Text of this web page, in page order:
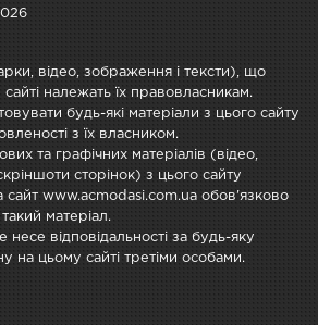
відео, зображення і тексти), що
належать їх правовласникам.
будь-які матеріали з цього сайту
з їх власником.
та графічних матеріалів (відео,
сторінок) з цього сайту
сайт www.acmodasi.com.ua обов'язково
матеріал.
несе відповідальності за будь-яку
на цьому сайті третіми особами.